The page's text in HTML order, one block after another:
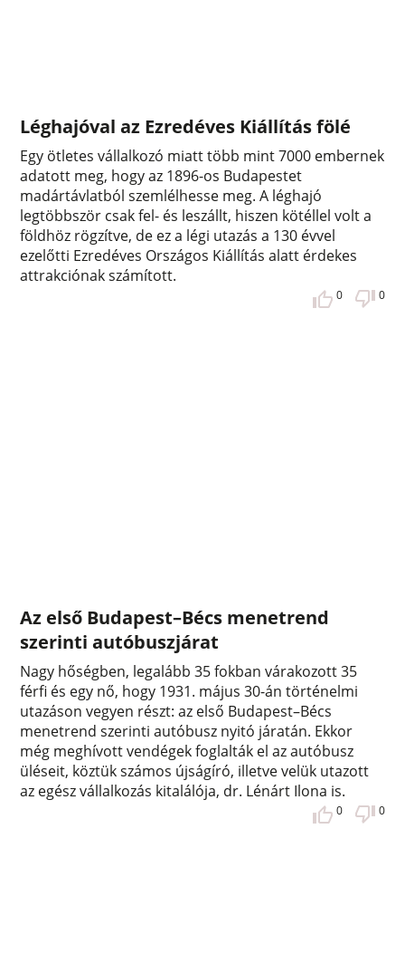
Léghajóval az Ezredéves Kiállítás fölé
Egy ötletes vállalkozó miatt több mint 7000 embernek
adatott meg, hogy az 1896-os Budapestet
madártávlatból szemlélhesse meg. A léghajó
legtöbbször csak fel- és leszállt, hiszen kötéllel volt a
földhöz rögzítve, de ez a légi utazás a 130 évvel
ezelőtti Ezredéves Országos Kiállítás alatt érdekes
attrakciónak számított.
0 0
Az első Budapest–Bécs menetrend
szerinti autóbuszjárat
Nagy hőségben, legalább 35 fokban várakozott 35
férfi és egy nő, hogy 1931. május 30-án történelmi
utazáson vegyen részt: az első Budapest–Bécs
menetrend szerinti autóbusz nyitó járatán. Ekkor
még meghívott vendégek foglalták el az autóbusz
üléseit, köztük számos újságíró, illetve velük utazott
az egész vállalkozás kitalálója, dr. Lénárt Ilona is.
0 0